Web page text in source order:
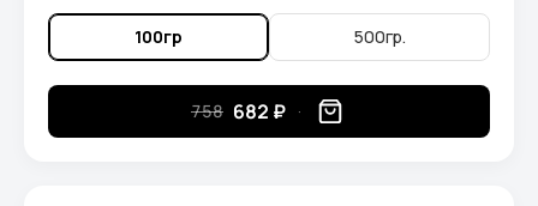
100гр 500гр.
758 682 ₽